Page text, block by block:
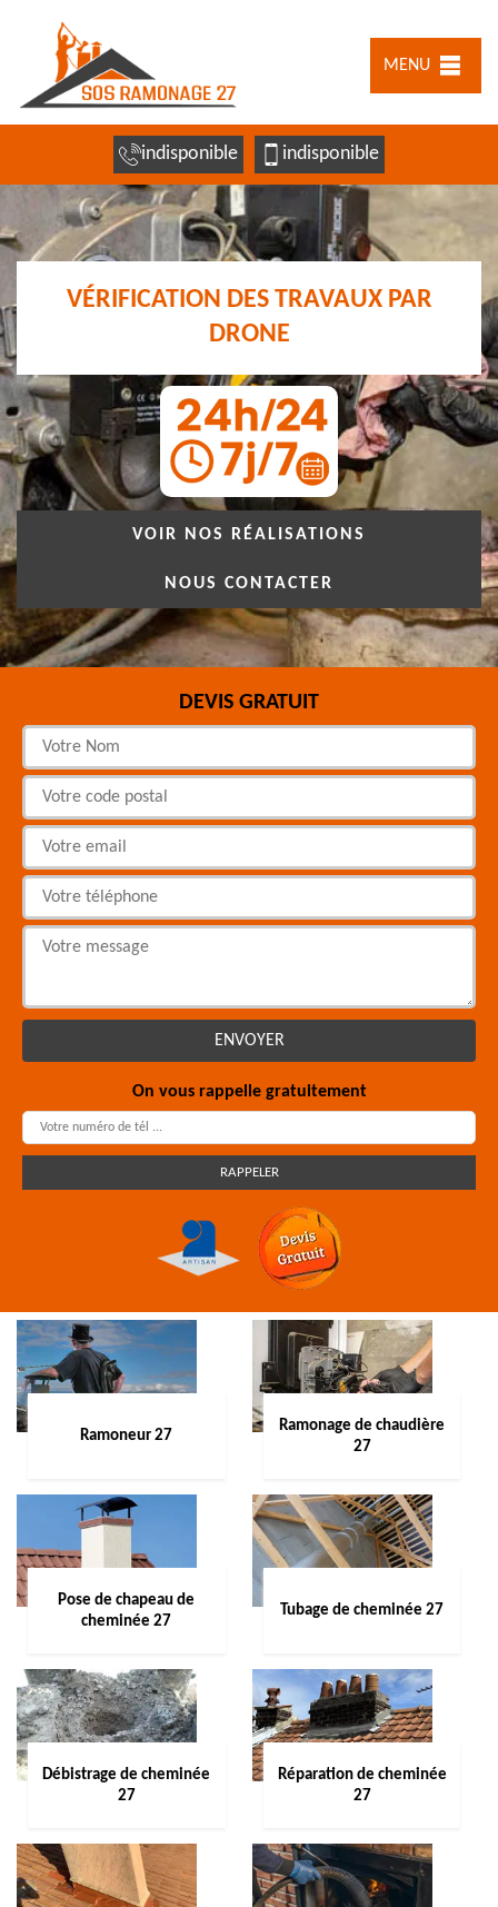
MENU
indisponible indisponible
VÉRIFICATION DES TRAVAUX PAR
DRONE
VOIR NOS RÉALISATIONS
NOUS CONTACTER
DEVIS GRATUIT
On vous rappelle gratuitement
Ramoneur 27
Ramonage de chaudière
27
Pose de chapeau de
cheminée 27
Tubage de cheminée 27
Débistrage de cheminée
27
Réparation de cheminée
27